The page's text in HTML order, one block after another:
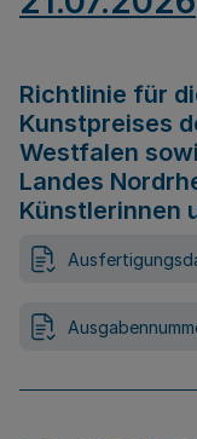
Richtlinie für
Kunstpreises
Westfalen
Landes
Künstlerinnen